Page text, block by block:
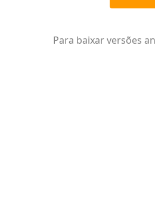
Para baixar versões